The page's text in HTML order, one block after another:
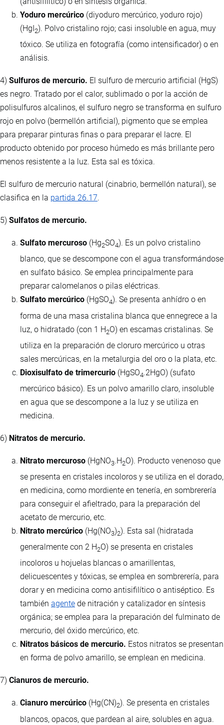
Yoduro mercúrico (diyoduro mercúrico, yoduro rojo)
(HgI2). Polvo cristalino rojo; casi insoluble en agua, muy
tóxico. Se utiliza en fotografía (como intensificador) o en
análisis.
4) Sulfuros de mercurio. El sulfuro de mercurio artificial (HgS)
es negro. Tratado por el calor, sublimado o por la acción de
polisulfuros alcalinos, el sulfuro negro se transforma en sulfuro
rojo en polvo (bermellón artificial), pigmento que se emplea
para preparar pinturas finas o para preparar el lacre. El
producto obtenido por proceso húmedo es más brillante pero
menos resistente a la luz. Esta sal es tóxica.
El sulfuro de mercurio natural (cinabrio, bermellón natural), se
clasifica en la partida 26.17.
5) Sulfatos de mercurio.
Sulfato mercuroso (Hg2SO4). Es un polvo cristalino
blanco, que se descompone con el agua transformándose
en sulfato básico. Se emplea principalmente para
preparar calomelanos o pilas eléctricas.
Sulfato mercúrico (HgSO4). Se presenta anhídro o en
forma de una masa cristalina blanca que ennegrece a la
luz, o hidratado (con 1 H2O) en escamas cristalinas. Se
utiliza en la preparación de cloruro mercúrico u otras
sales mercúricas, en la metalurgia del oro o la plata, etc.
Dioxisulfato de trimercurio (HgSO4.2HgO) (sufato
mercúrico básico). Es un polvo amarillo claro, insoluble
en agua que se descompone a la luz y se utiliza en
medicina.
6) Nitratos de mercurio.
Nitrato mercuroso (HgNO3.H2O). Producto venenoso que
se presenta en cristales incoloros y se utiliza en el dorado,
en medicina, como mordiente en tenería, en sombrerería
para conseguir el afieltrado, para la preparación del
acetato de mercurio, etc.
Nitrato mercúrico (Hg(NO3)2). Esta sal (hidratada
generalmente con 2 H2O) se presenta en cristales
incoloros u hojuelas blancas o amarillentas,
delicuescentes y tóxicas, se emplea en sombrerería, para
dorar y en medicina como antisifilítico o antiséptico. Es
también agente de nitración y catalizador en síntesis
orgánica; se emplea para la preparación del fulminato de
mercurio, del óxido mercúrico, etc.
Nitratos básicos de mercurio. Estos nitratos se presentan
en forma de polvo amarillo, se emplean en medicina.
7) Cianuros de mercurio.
Cianuro mercúrico (Hg(CN)2). Se presenta en cristales
blancos, opacos, que pardean al aire, solubles en agua.